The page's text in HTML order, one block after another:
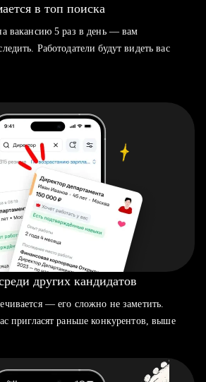
в топ поиска
вакансию 5 раз в день — вам
Работодатели будут видеть вас
других кандидатов
— его сложно не заметить.
пригласят раньше конкурентов, выше